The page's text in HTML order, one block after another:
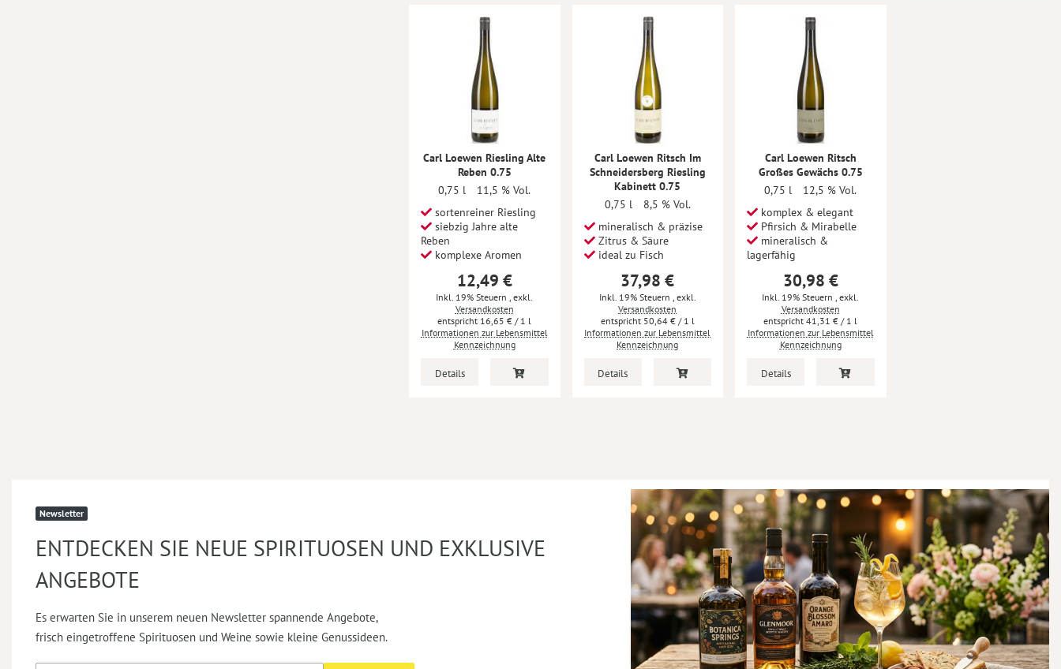
Carl Loewen Riesling Alte
Reben 0.75
0,75 l
11,5 % Vol.
sortenreiner Riesling
siebzig Jahre alte
Reben
komplexe Aromen
12,49 €
Inkl. 19% Steuern, exkl.
Versandkosten
16,65 € / 1 l
Informationen zur Lebensmittel
Kennzeichnung
Details
Carl Loewen Ritsch Im
Schneidersberg Riesling
Kabinett 0.75
0,75 l
8,5 % Vol.
mineralisch & präzise
Zitrus & Säure
ideal zu Fisch
37,98 €
Inkl. 19% Steuern , exkl.
Versandkosten
50,64 €/ 1 l
Informationen zur Lebensmittel
Kennzeichnung
Details
Carl Loewen Ritsch
Großes Gewächs 0.75
0,75 l
12,5 % Vol.
komplex & elegant
Pfirsich & Mirabelle
mineralisch &
lagerfähig
30,98 €
Inkl. 19% Steuern, exkl.
Versandkosten
41,31 € / 1 l
Informationen zur Lebensmittel
Kennzeichnung
Details
Newsletter
ENTDECKEN SIE NEUE SPIRITUOSEN UND EXKLUSIVE
ANGEBOTE
Es erwarten Sie in unserem neuen Newsletter spannende Angebote,
frisch eingetroffene Spirituosen und Weine sowie kleine Genussideen.